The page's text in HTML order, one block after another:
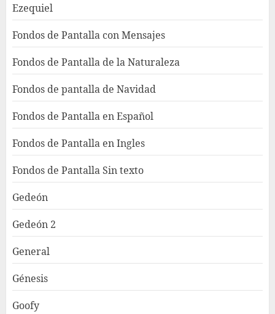
Ezequiel
Fondos de Pantalla con Mensajes
Fondos de Pantalla de la Naturaleza
Fondos de pantalla de Navidad
Fondos de Pantalla en Español
Fondos de Pantalla en Ingles
Fondos de Pantalla Sin texto
Gedeón
Gedeón 2
General
Génesis
Goofy